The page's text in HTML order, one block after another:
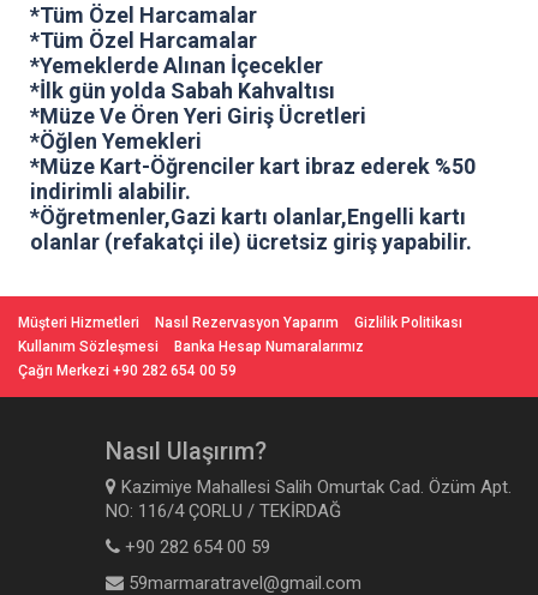
*Tüm Özel Harcamalar
*Tüm Özel Harcamalar
*Yemeklerde Alınan İçecekler
*İlk gün yolda Sabah Kahvaltısı
*Müze Ve Ören Yeri Giriş Ücretleri
*Öğlen Yemekleri
*Müze Kart-Öğrenciler kart ibraz ederek %50
indirimli alabilir.
*Öğretmenler,Gazi kartı olanlar,Engelli kartı
olanlar (refakatçi ile) ücretsiz giriş yapabilir.
Müşteri Hizmetleri Nasıl Rezervasyon Yaparım
Gizlilik Politikası
Kullanım Sözleşmesi
Banka Hesap Numaralarımız
Çağrı Merkezi +90 282 654 00 59
Nasıl Ulaşırım?
Kazimiye Mahallesi Salih Omurtak Cad. Özüm Apt.
NO: 116/4 ÇORLU / TEKİRDAĞ
+90 282 654 00 59
59marmaratravel@gmail.com